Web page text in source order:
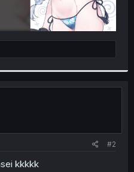
#2
kkkkk